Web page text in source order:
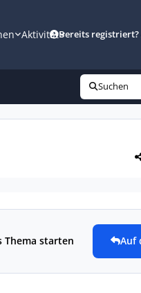
AktivitätBereits registriert?
Suchen
Thema starten Auf